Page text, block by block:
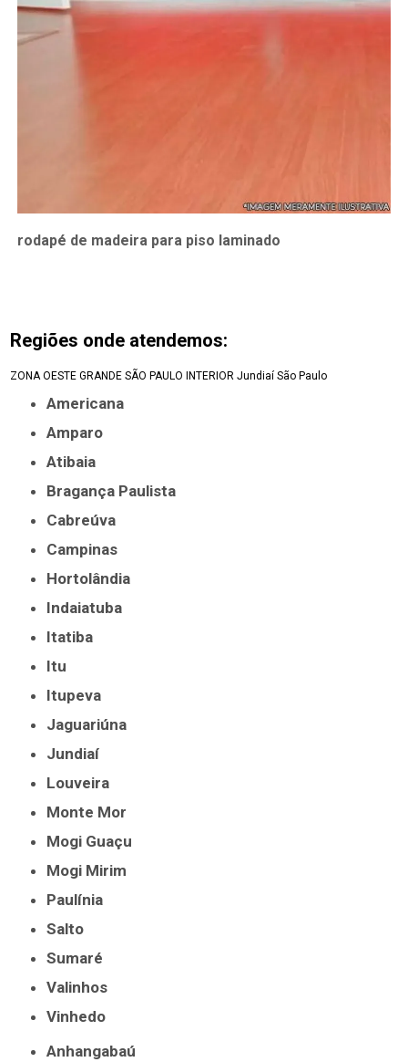
rodapé de madeira para piso laminado
Regiões onde atendemos:
ZONA OESTE GRANDE SÃO PAULO INTERIOR Jundiaí São Paulo
Americana
Amparo
Atibaia
Bragança Paulista
Cabreúva
Campinas
Hortolândia
Indaiatuba
Itatiba
Itu
Itupeva
Jaguariúna
Jundiaí
Louveira
Monte Mor
Mogi Guaçu
Mogi Mirim
Paulínia
Salto
Sumaré
Valinhos
Vinhedo
Anhangabaú